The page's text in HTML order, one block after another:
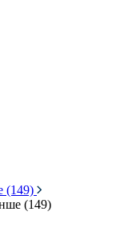
(149)
(149)